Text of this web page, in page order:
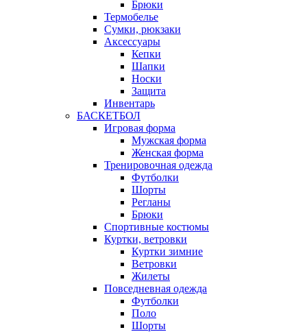
Брюки
Термобелье
Сумки, рюкзаки
Аксессуары
Кепки
Шапки
Носки
Защита
Инвентарь
БАСКЕТБОЛ
Игровая форма
Мужская форма
Женская форма
Тренировочная одежда
Футболки
Шорты
Регланы
Брюки
Спортивные костюмы
Куртки, ветровки
Куртки зимние
Ветровки
Жилеты
Повседневная одежда
Футболки
Поло
Шорты